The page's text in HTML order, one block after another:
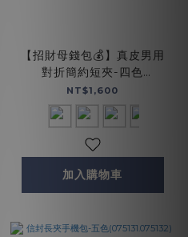
【招財母錢包💰】真皮男用
對折簡約短夾-四色
(075125)
NT$1,600
加入購物車